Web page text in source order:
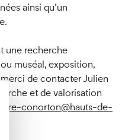
ainsi qu’un
une recherche
muséal, exposition,
de contacter Julien
et de valorisation
conorton@hauts-de-
le